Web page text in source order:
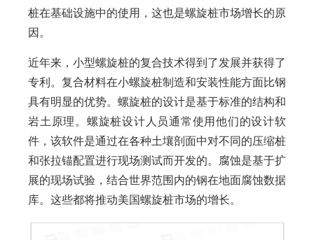
桩在基础设施中的使用，这也是螺旋桩市场增长的原
因。
近年来，小型螺旋桩的复合技术得到了发展并获得了
专利。复合材料在小螺旋桩制造和安装性能方面比钢
具有明显的优势。螺旋桩的设计是基于标准的结构和
岩土原理。螺旋桩设计人员通常使用他们的设计软
件，该软件是通过在各种土壤剖面中对不同的压缩桩
和张拉锚配置进行现场测试而开发的。腐蚀是基于扩
展的现场试验，结合世界范围内的钢在地面腐蚀数据
库。这些都将推动美国螺旋桩市场的增长。